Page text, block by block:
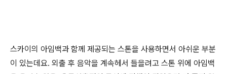
스카이의 아임백과 함께 제공되는 스톤을 사용하면서 아쉬운 부분
이 있는데요. 외출 후 음악을 계속헤서 들을려고 스톤 위에 아임백